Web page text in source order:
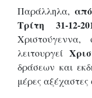
Παράλληλα,
Τρίτη 31-12-
Χριστούγεννα,
λειτουργεί
δράσεων και
μέρες αξέχαστες